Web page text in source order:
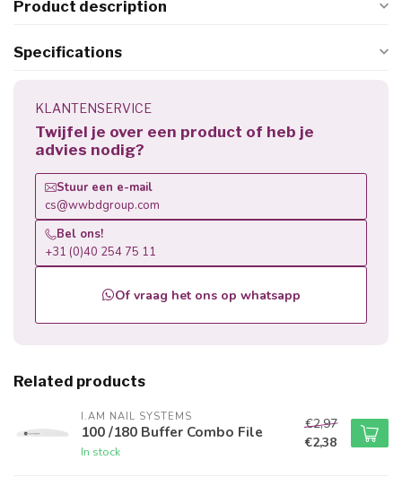
Product description
Specifications
KLANTENSERVICE
Twijfel je over een product of heb je
advies nodig?
Stuur een e-mail
cs@wwbdgroup.com
Bel ons!
+31 (0)40 254 75 11
Of vraag het ons op whatsapp
Related products
I.AM NAIL SYSTEMS
100 /180 Buffer Combo File
In stock
€2,97
€2,38